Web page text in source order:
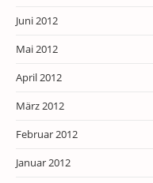
Juni 2012
Mai 2012
April 2012
März 2012
Februar 2012
Januar 2012